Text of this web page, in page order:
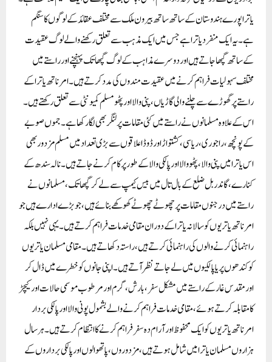
یاترا پورے ہندوستان کے ساتھ ساتھ بیرون ملک سے مختلف عقائد کے لوگوں کا سنگم
ہے۔ یہ ایک منفرد یاترا ہے جس میں ایک مذہب سے تعلق رکھنے والے لوگ عقیدت
کے ساتھ گپھا جاتے ہیں اور دوسرے مذاہب کے لوگ گپھا تک پہنچنے اور راستے میں
مختلف سہولیات فراہم کرنے میں عقیدت مندوں کی مدد کرتے ہیں۔ امرناتھ یاترا کے
راستے پر گھوڑے سے چلنے والی گاڑیاں، پنی والا اور پٹھو مسلم کمیونٹی سے تعلق رکھتے ہیں۔
اس کے علاوہ مسلمانوں نے راستے میں کئی مقامات پر لنگر بھی لگا رکھا ہے۔ جموں صوبے
کے پونچھ، راجوری، ریاسی، کشتواڑ اور ڈوڈا علاقوں سے بڑی تعداد میں مسلم مزدور بھی
اس یاترا میں پنی والا، پٹھو والا اور پالکی والا کے طور پر کام کرنے جاتے ہیں۔ نالہ سندھ کے
کنارے، گاندربل ضلع کے بال تال میں بیس کیمپ سے لے کر گپھا تک، مسلمانوں نے
راستے میں درجنوں مقامات پر چھوٹے چھوٹے کھوکھے بنائے ہیں، جو بڑے ادارے ہیں جو
امرناتھ یاتریوں کو سالانہ یاترا کے دوران مقامی خدمات فراہم کرتے ہیں۔ یہی نہیں بلکہ
راہنمائی کرنے والوں کی راہنمائی کرتے ہیں، راستہ دکھاتے ہیں۔ مقامی مسلمان یاتریوں
کو کندھوں پر یا پالکیوں میں لے جاتے نظر آتے ہیں۔ اپنی جانوں کو خطرے میں ڈال کر
اور مقدس غار کے راستے میں مشکل سفر، بارش، گرم اور مرطوب موسمی حالات اور کیچڑ
کا مقابلہ کرتے ہوئے، مقامی خدمات فراہم کرنے والے بشمول پونی والا اور پالکی بردار
امرناتھ یاتریوں کو ایک محفوظ اور آرام دہ سفر فراہم کرنے کا انتظام کرتے ہیں۔ ہر سال
ہزاروں مسلمان یاترا میں شامل ہوتے ہیں، مزدوروں، پاتھوالوں اور پالکی برداروں کے